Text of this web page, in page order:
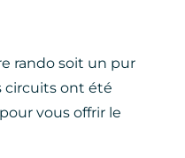
rando soit un pur
circuits ont été
vous offrir le